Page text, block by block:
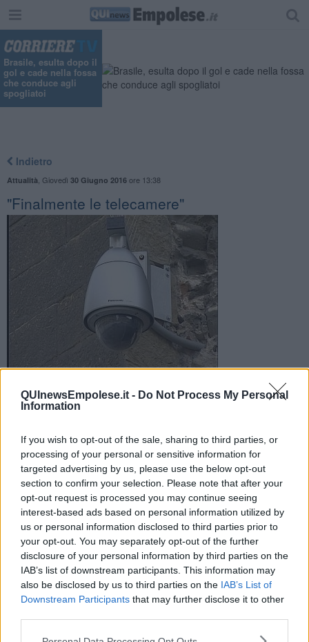
QUInewsEmpolese.it - Do Not Process My Personal
Information
If you wish to opt-out of the sale, sharing to third parties, or
processing of your personal or sensitive information for
targeted advertising by us, please use the below opt-out
section to confirm your selection. Please note that after your
opt-out request is processed you may continue seeing
interest-based ads based on personal information utilized by
us or personal information disclosed to third parties prior to
your opt-out. You may separately opt-out of the further
disclosure of your personal information by third parties on the
IAB’s list of downstream participants. This information may
also be disclosed by us to third parties on the IAB’s List of
Downstream Participants that may further disclose it to other
Brasile, esulta dopo il
gol e cade nella fossa
che conduce agli
spogliatoi
Indietro
Attualità Giovedì 30 Giugno 2016ore 13:38
"Finalmente le telecamere"
Soddisfatto il gruppo Altrapolitica: "Da due anni portiamo
avanti la campagna Certaldo sicura che prevedeva tra le altre
CERTALDO —"Nella nostra campagna ci sono altri punti che
riteniamo importanti da attuare per la sicurezza di Certaldo e dei
certaldesi, come la costituzione dei “Controllo del vicinato”, che
prevedono l’auto-organizzazione tra vicini per controllare l’area
intorno alla propria abitazione".
"Questa attività è segnalata tramite la collocazione di appositi
cartelli. Lo scopo è quello di comunicare a chiunque passi nell’area
interessata al controllo che la sua presenza non passerà